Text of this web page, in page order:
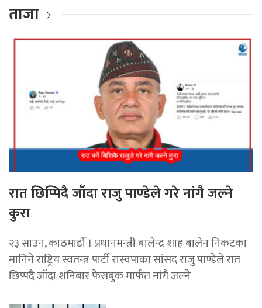
ताजा
रात छिप्पिदै जाँदा राजु पाण्डेले गरे नांगै जल्ने
कुरा
२३ साउन, काठमाडौँ । प्रधानमन्त्री बालेन्द्र शाह बालेन निकटका
मानिने राष्ट्रिय स्वतन्त्र पार्टी रास्वपाका सांसद राजु पाण्डेले रात
छिप्पदै जाँदा शनिबार फेसबुक मार्फत नांगै जल्ने